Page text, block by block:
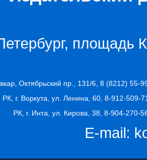
площадь
Октябрьский пр., 131/6, 8 (8212) 55-
РК, г. Воркута, ул. Ленина, 60, 8-912-509-
РК, г. Инта, ул. Кирова, 38, 8-904-270-
E-mail: